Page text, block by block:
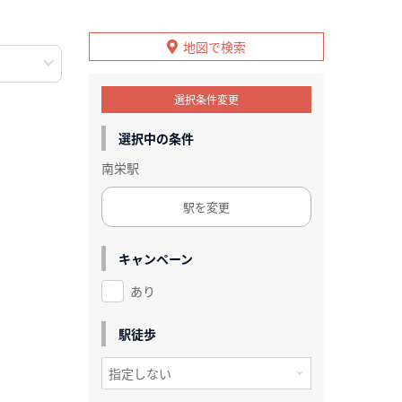
地図で検索
選択条件変更
選択中の条件
南栄駅
駅を変更
キャンペーン
あり
駅徒歩